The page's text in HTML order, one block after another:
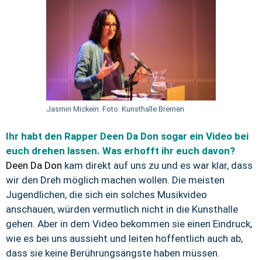
Jasmin Mickein. Foto: Kunsthalle Bremen
Ihr habt den Rapper Deen Da Don sogar ein Video bei
euch drehen lassen. Was erhofft ihr euch davon?
Deen Da Don kam direkt auf uns zu und es war klar, dass
wir den Dreh möglich machen wollen. Die meisten
Jugendlichen, die sich ein solches Musikvideo
anschauen, würden vermutlich nicht in die Kunsthalle
gehen. Aber in dem Video bekommen sie einen Eindruck,
wie es bei uns aussieht und leiten hoffentlich auch ab,
dass sie keine Berührungsängste haben müssen.